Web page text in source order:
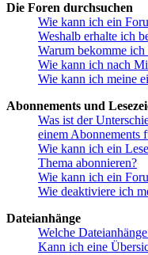
Die Foren durchsuchen
Wie kann ich ein
Weshalb erhalte ich
Warum bekomme ich
Wie kann ich nach
Wie kann ich meine
Abonnements und
Was ist der
einem Abonnements
Wie kann ich ein
Thema abonnieren?
Wie kann ich ein
Wie deaktiviere ich
Dateianhänge
Welche
Kann ich eine